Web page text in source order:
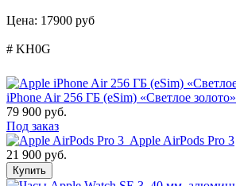
Цена: 17900 руб
# KH0G
iPhone Air 256 ГБ (eSim) «Светлое золото»
79 900 руб.
Под заказ
Apple AirPods Pro 3
21 900 руб.
Купить